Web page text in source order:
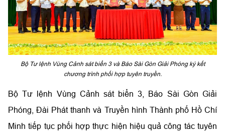
Bộ Tư lệnh Vùng Cảnh sát biển 3 và Báo Sài Gòn Giải Phóng ký kết
chương trình phối hợp tuyên truyền.
Bộ Tư lệnh Vùng Cảnh sát biển 3, Báo Sài Gòn Giải
Phóng, Đài Phát thanh và Truyền hình Thành phố Hồ Chí
Minh tiếp tục phối hợp thực hiện hiệu quả công tác tuyên